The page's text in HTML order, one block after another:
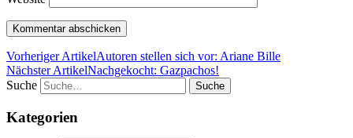
Vorheriger ArtikelAutoren stellen sich vor: Ariane Bille
Nächster ArtikelNachgekocht: Gazpachos!
Suche
Kategorien